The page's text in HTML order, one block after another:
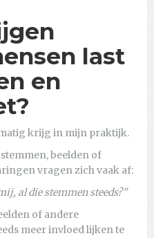
last
en
krijg in mijn praktijk.
beelden of
vragen zich vaak af:
al die stemmen steeds?”
of andere
meer invloed lijken te